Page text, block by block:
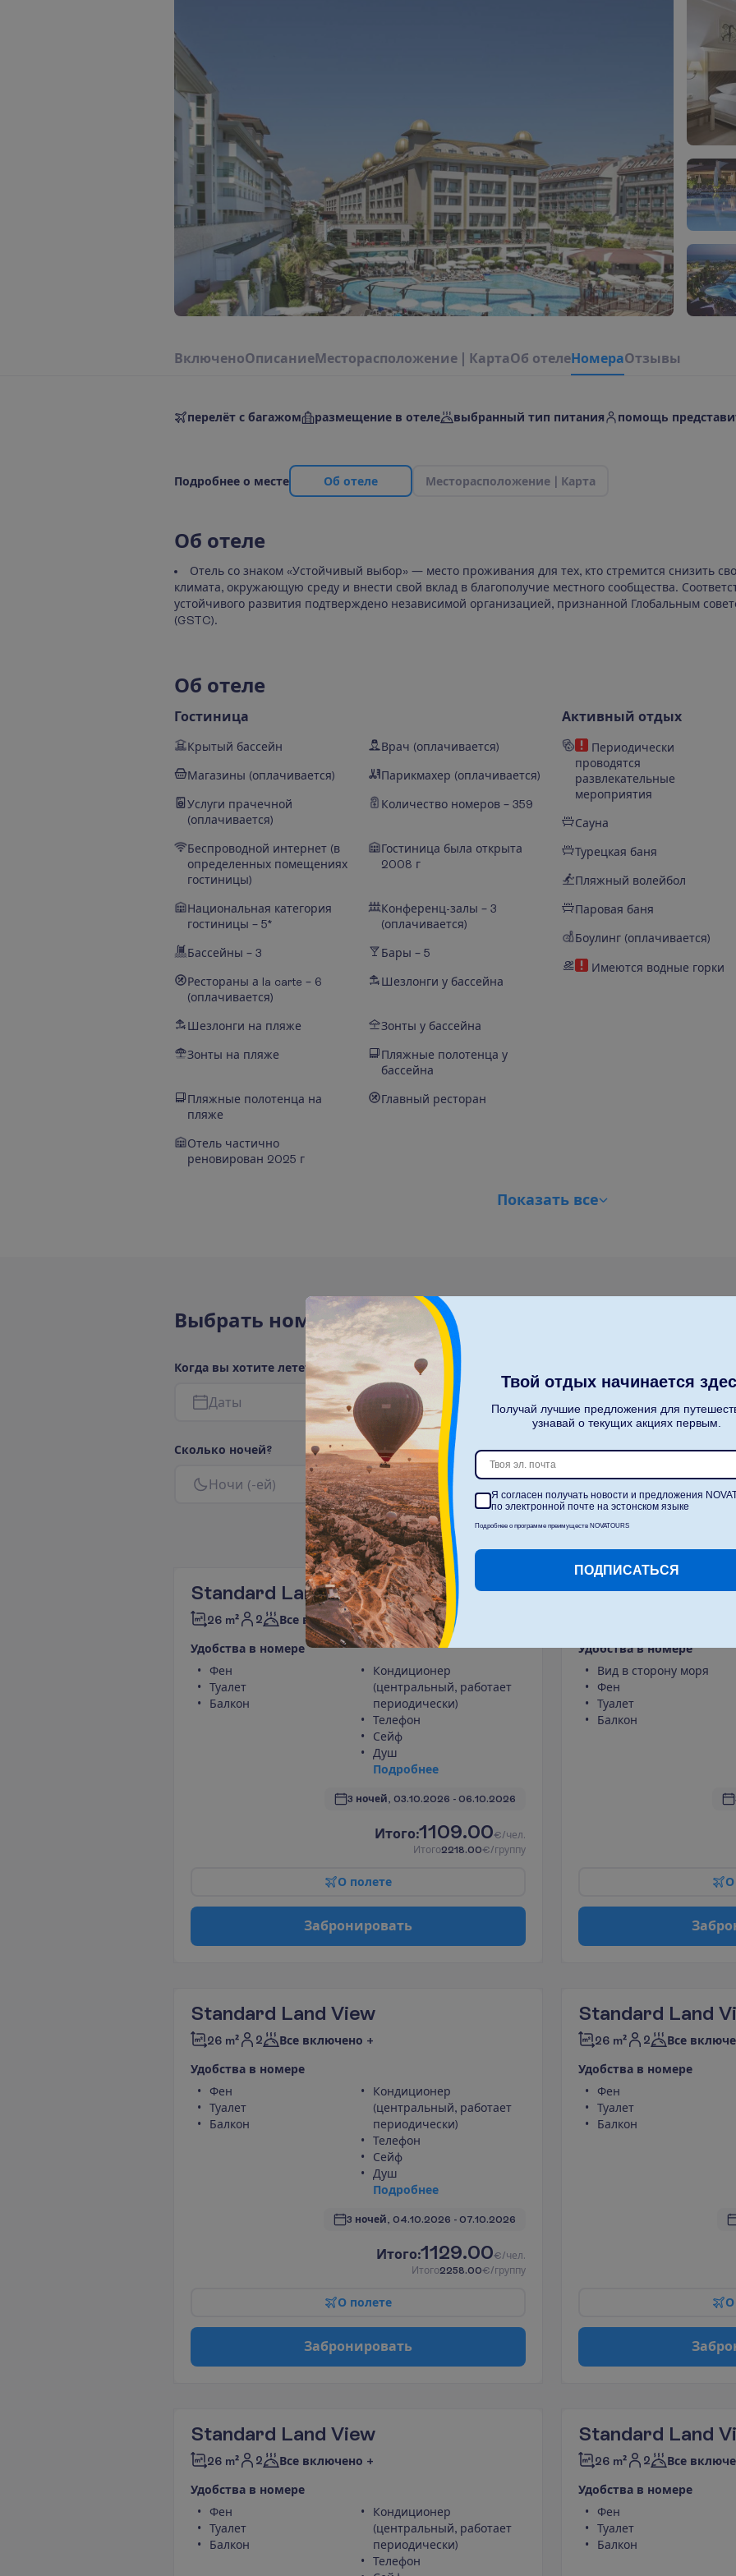
ВключеноОписаниеМесторасположение КартаОб отелеНомераОтзывы
перелёт с багажом размещение в отеле выбранный тип питания помощь
Подробнее о месте Об отеле Месторасположение Карта
Об отеле
Отель со знаком «Устойчивый выбор» — место проживания для тех, кто стремится снизить
климата, окружающую среду и внести свой вклад в благополучие местного сообщества.
устойчивого развития подтверждено независимой организацией, признанной Глобальным
(GSTC).
Об отеле
Гостиница
Крытый бассейн Врач (оплачивается)
Магазины (оплачивается) Парикмахер (оплачивается)
Услуги прачечной
(оплачивается)
Количество номеров – 359
Беспроводной интернет (в
определенных помещениях
гостиницы)
Гостиница была открыта
2008 г
Национальная категория
гостиницы – 5*
Конференц-залы – 3
(оплачивается)
Бассейны – 3 Бары – 5
Рестораны а la carte – 6
(оплачивается)
Шезлонги у бассейна
Шезлонги на пляже Зонты у бассейна
Зонты на пляже
Пляжные полотенца у
бассейна
Пляжные полотенца на
пляже
Главный ресторан
Отель частично
реновирован 2025 г
Активный отдых
Периодически
проводятся
развлекательные
мероприятия
Сауна
Турецкая баня
Пляжный волейбол
Паровая баня
Боулинг (оплачивается)
Имеются водные горки
Показать все
Выбрать номера
Когда вы хотите лететь?
Даты
Сколько ночей?
Ночи (-ей) Больш
Standard Land View
26 m² 2 Все включено +
Удобства в номере
Фен
Туалет
Балкон
Кондиционер
(центральный, работает
периодически)
Телефон
Сейф
Душ
Подробнее
3 ночей, 03.10.2026 - 06.10.2026
Итого:1109.00€/чел.
Итого2218.00€/группу
О полете
Забронировать
Standard Side
Удобства в номере
Вид в сторону моря
Фен
Туалет
Балкон
О
Забро
Standard Land View
26 m² 2 Все включено +
Удобства в номере
Фен
Туалет
Балкон
Кондиционер
(центральный, работает
периодически)
Телефон
Сейф
Душ
Подробнее
3 ночей, 04.10.2026 - 07.10.2026
Итого:1129.00€/чел.
Итого2258.00€/группу
О полете
Забронировать
Standard Land
26 m² 2 Все
Удобства в номере
Фен
Туалет
Балкон
О
Забро
Standard Land View
26 m² 2 Все включено +
Удобства в номере
Фен
Туалет
Балкон
Кондиционер
(центральный, работает
периодически)
Телефон
Standard Land
26 m² 2 Все
Удобства в номере
Фен
Туалет
Балкон
Твой отдых начинается
Получай лучшие предложения для
узнавай о текущих акциях первым.
Я согласен получать новости и предложения
по электронной почте на эстонском языке
Подробнее о программе преимуществ NOVATOURS
ПОДПИСАТЬСЯ